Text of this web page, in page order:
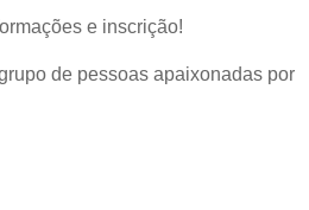
e inscrição!
de pessoas apaixonadas por